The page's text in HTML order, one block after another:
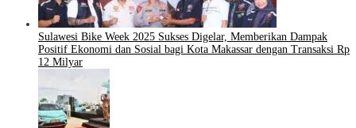
Sulawesi Bike Week 2025 Sukses Digelar, Memberikan Dampak
Positif Ekonomi dan Sosial bagi Kota Makassar dengan Transaksi Rp
12 Milyar